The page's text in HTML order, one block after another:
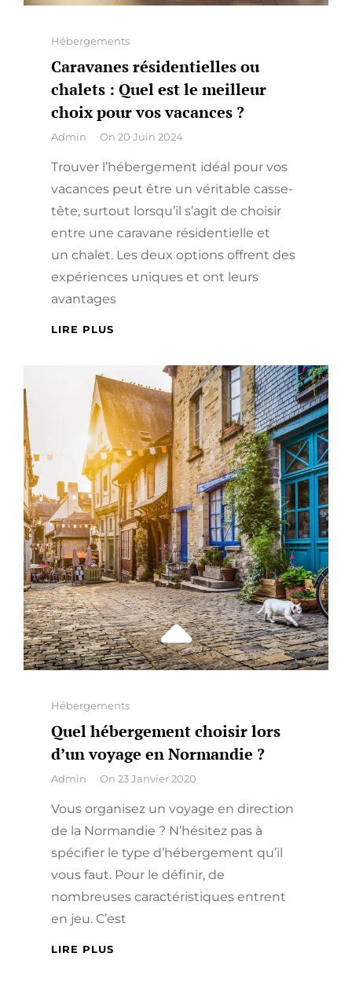
Categories
Hébergements
Caravanes résidentielles ou
chalets : Quel est le meilleur
choix pour vos vacances ?
By
Admin On 20 Juin 2024
Trouver l’hébergement idéal pour vos
vacances peut être un véritable casse-
tête, surtout lorsqu’il s’agit de choisir
entre une caravane résidentielle et
un chalet. Les deux options offrent des
expériences uniques et ont leurs
avantages
LIRE PLUS
CHALETS
:
QUEL
EST
LE
MEILLEUR
CHOIX
POUR
VOS
VACANCES
?
Categories
Hébergements
Quel hébergement choisir lors
d’un voyage en Normandie ?
By
Admin On 23 Janvier 2020
Vous organisez un voyage en direction
de la Normandie ? N’hésitez pas à
spécifier le type d’hébergement qu’il
vous faut. Pour le définir, de
nombreuses caractéristiques entrent
en jeu. C’est
LIRE PLUS